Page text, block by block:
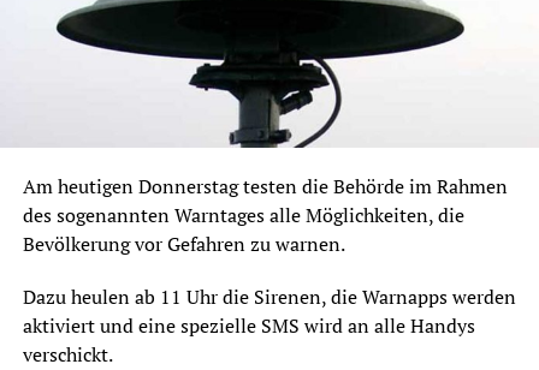
Am heutigen Donnerstag testen die Behörde im Rahmen
des sogenannten Warntages alle Möglichkeiten, die
Bevölkerung vor Gefahren zu warnen.
Dazu heulen ab 11 Uhr die Sirenen, die Warnapps werden
aktiviert und eine spezielle SMS wird an alle Handys
verschickt.